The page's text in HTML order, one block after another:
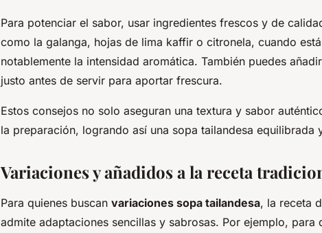
Para potenciar el sabor, usar ingredientes frescos y de
como la galanga, hojas de lima kaffir o citronela, cuando
notablemente la intensidad aromática. También puedes
justo antes de servir para aportar frescura.
Estos consejos no solo aseguran una textura y sabor
la preparación, logrando así una sopa tailandesa equilibrada
Variaciones y añadidos a la receta
Para quienes buscan variaciones sopa tailandesa, la receta
admite adaptaciones sencillas y sabrosas. Por ejemplo, para